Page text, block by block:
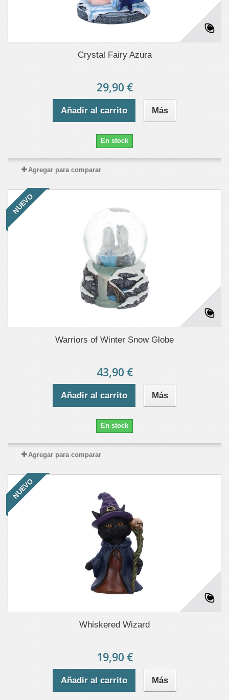
Crystal Fairy Azura
29,90 €
Añadir al carrito Más
En stock
Agregar para comparar
NUEVO
Warriors of Winter Snow Globe
43,90 €
Añadir al carrito Más
En stock
Agregar para comparar
NUEVO
Whiskered Wizard
19,90 €
Añadir al carrito Más